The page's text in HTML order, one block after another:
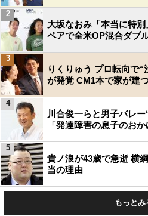
大坂なおみ「本当に特
ペアで全米OP混合ダブ
2
りくりゅう プロ転向で
が発覚 CM1本で家が建
3
川合俊一らと男子バレ
「発達障害の息子のおか
4
貴ノ浪が43歳で急逝 横
当の理由
5
もっとみ